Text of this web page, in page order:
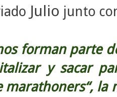
Julio junto
forman parte
y sacar
marathoners“,